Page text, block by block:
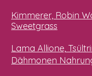
Kimmerer, Robin
Sweetgrass
Lama Allione,
Dähmonen